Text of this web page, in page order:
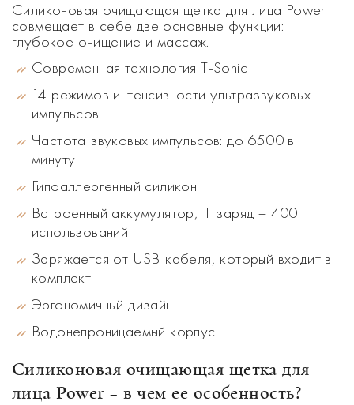
Силиконовая очищающая щетка для лица Power
совмещает в себе две основные функции:
глубокое очищение и массаж.
Современная технология T-Sonic
14 режимов интенсивности ультразвуковых
импульсов
Частота звуковых импульсов: до 6500 в
минуту
Гипоаллергенный силикон
Встроенный аккумулятор, 1 заряд = 400
использований
Заряжается от USB-кабеля, который входит в
комплект
Эргономичный дизайн
Водонепроницаемый корпус
Силиконовая очищающая щетка для
лица Power – в чем ее особенность?